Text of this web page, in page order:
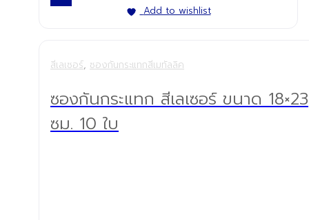
Add to wishlist
สีเลเซอร์, ซองกันกระแทกสีเมทัลลิค
ซองกันกระแทก สีเลเซอร์ ขนาด 18×23
ซม. 10 ใบ